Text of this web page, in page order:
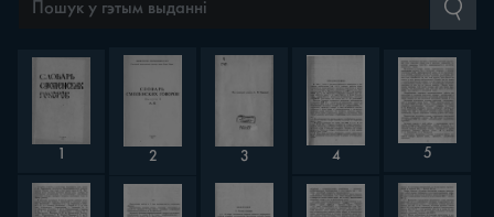
1 2 3 4 5